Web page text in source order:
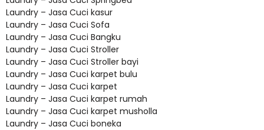
Laundry – Jasa Cuci kasur
Laundry – Jasa Cuci Sofa
Laundry – Jasa Cuci Bangku
Laundry – Jasa Cuci Stroller
Laundry – Jasa Cuci Stroller bayi
Laundry – Jasa Cuci karpet bulu
Laundry – Jasa Cuci karpet
Laundry – Jasa Cuci karpet rumah
Laundry – Jasa Cuci karpet musholla
Laundry – Jasa Cuci boneka